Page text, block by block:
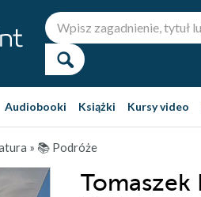
Audiobooki Książki Kursy video
» 📚 Podróże
Tomaszek